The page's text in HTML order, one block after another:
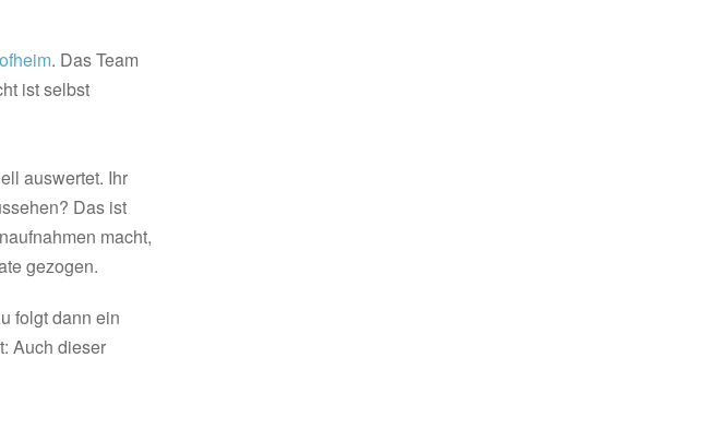
. Das Team
ist selbst
auswertet. Ihr
Das ist
macht,
gezogen.
folgt dann ein
Auch dieser